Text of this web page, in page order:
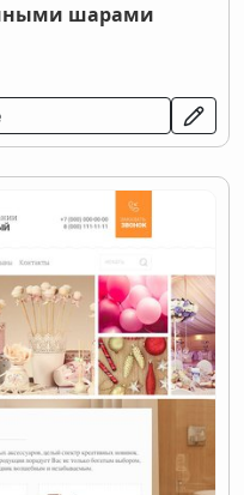
шарами